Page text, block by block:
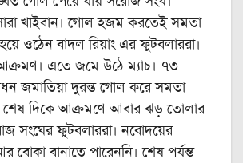
খাইবান। গোল হজম করতেই সমতা
ওঠেন বাদল রিয়াং এর ফুটবলাররা।
এতে জমে উঠে ম্যাচ। ৭৩
জমাতিয়া দুরন্ত গোল করে সমতা
শেষ দিকে আক্রমণে আবার ঝড় তোলার
সংঘের ফুটবলাররা। নবোদয়ের
বানাতে পারেননি। শেষ পর্যন্ত